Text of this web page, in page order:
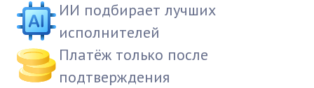
ИИ подбирает лучших
исполнителей
Платёж только после
подтверждения